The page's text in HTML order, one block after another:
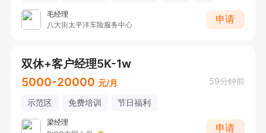
毛经理
八大街太平洋车险服务中心
申请
双休+客户经理5K-1w
5000-20000 元/月 59分钟前
示范区 免费培训 节日福利
梁经理
申请